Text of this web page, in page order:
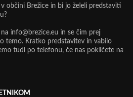
občini Brežice in bi jo želeli predstaviti
info@brezice.eu in se čim prej
temo. Kratko predstavitev in vabilo
tudi po telefonu, če nas pokličete na